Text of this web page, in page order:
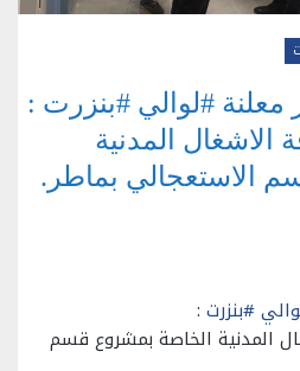
معلنة #لوالي #بنزرت :
الاشغال المدنية
الاستعجالي بماطر.
#بنزرت :
المدنية الخاصة بمشروع قسم